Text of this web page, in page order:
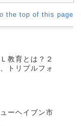
the top of this page
教育とは？２
トリプルフォ
ーヘイブン市